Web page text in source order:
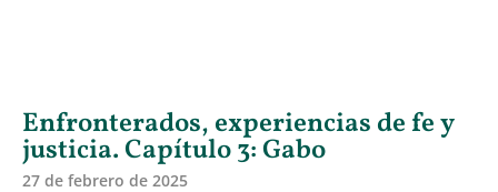
Enfronterados, experiencias de fe y
justicia. Capítulo 3: Gabo
27 de febrero de 2025